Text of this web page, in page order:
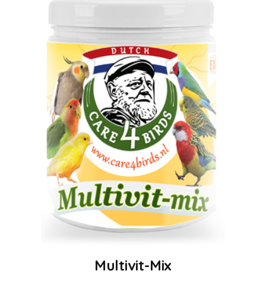
Multivit-Mix